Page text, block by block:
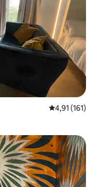
Évaluation
4,91 (161)